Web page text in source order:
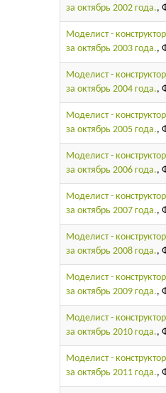
за октябрь 2002 года.,
Моделист -
за октябрь 2003 года.,
Моделист -
за октябрь 2004 года.,
Моделист -
за октябрь 2005 года.,
Моделист -
за октябрь 2006 года.,
Моделист -
за октябрь 2007 года.,
Моделист -
за октябрь 2008 года.,
Моделист -
за октябрь 2009 года.,
Моделист -
за октябрь 2010 года.,
Моделист -
за октябрь 2011 года.,